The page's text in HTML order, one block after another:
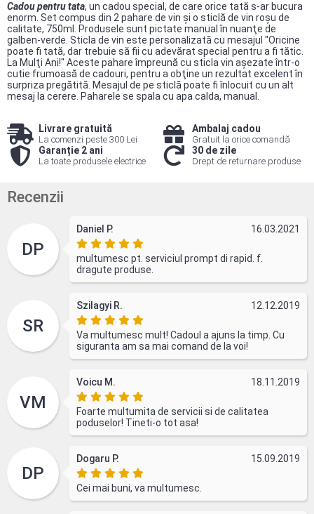
Cadou pentru tata, un cadou special, de care orice tată s-ar bucura
enorm. Set compus din 2 pahare de vin şi o sticlă de vin roşu de
calitate, 750ml. Produsele sunt pictate manual în nuanţe de
galben-verde. Sticla de vin este personalizată cu mesajul "Oricine
poate fi tată, dar trebuie să fii cu adevărat special pentru a fi tătic.
La Mulţi Ani!" Aceste pahare împreună cu sticla vin aşezate într-o
cutie frumoasă de cadouri, pentru a obţine un rezultat excelent în
surpriza pregătită. Mesajul de pe sticlă poate fi înlocuit cu un alt
mesaj la cerere. Paharele se spala cu apa calda, manual.
Livrare gratuită
La comenzi peste 300 Lei
Ambalaj cadou
Gratuit la orice comandă
Garanție 2 ani
La toate produsele electrice
30 de zile
Drept de returnare produse
Recenzii
DP
Daniel P. 16.03.2021
multumesc pt. serviciul prompt di rapid. f.
dragute produse.
SR
Szilagyi R. 12.12.2019
Va multumesc mult! Cadoul a ajuns la timp. Cu
siguranta am sa mai comand de la voi!
VM
Voicu M. 18.11.2019
Foarte multumita de servicii si de calitatea
poduselor! Tineti-o tot asa!
DP
Dogaru P. 15.09.2019
Cei mai buni, va multumesc.